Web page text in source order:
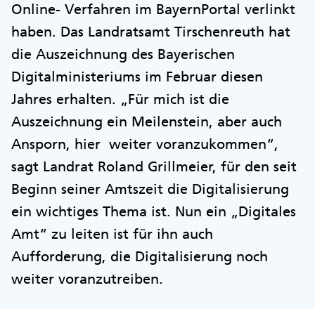
Online- Verfahren im BayernPortal verlinkt
haben. Das Landratsamt Tirschenreuth hat
die Auszeichnung des Bayerischen
Digitalministeriums im Februar diesen
Jahres erhalten. „Für mich ist die
Auszeichnung ein Meilenstein, aber auch
Ansporn, hier weiter voranzukommen“,
sagt Landrat Roland Grillmeier, für den seit
Beginn seiner Amtszeit die Digitalisierung
ein wichtiges Thema ist. Nun ein „Digitales
Amt“ zu leiten ist für ihn auch
Aufforderung, die Digitalisierung noch
weiter voranzutreiben.